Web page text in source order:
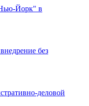
Йорк" в
без
деловой